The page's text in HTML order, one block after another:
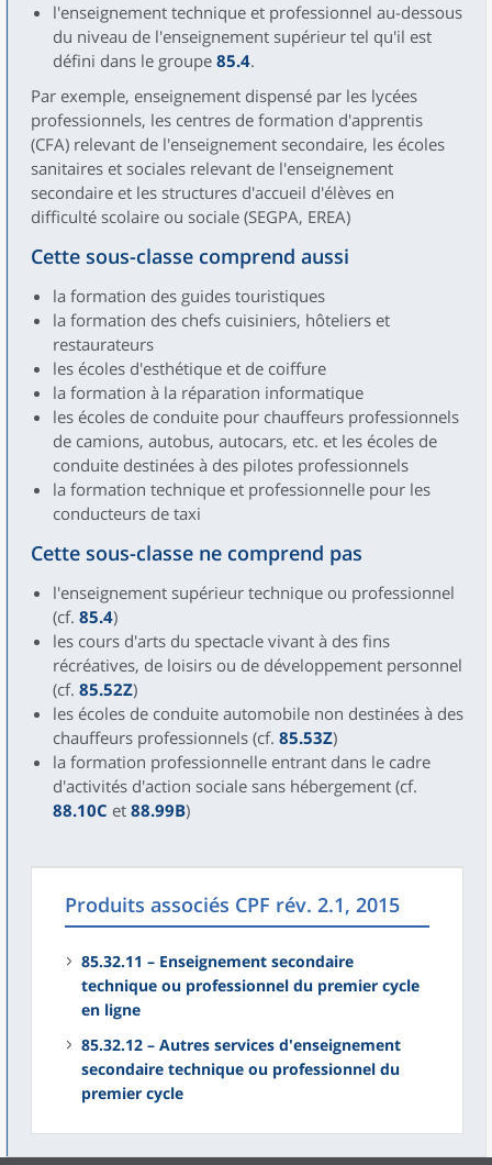
l'enseignement technique et professionnel au-dessous
du niveau de l'enseignement supérieur tel qu'il est
défini dans le groupe 85.4.
Par exemple, enseignement dispensé par les lycées
professionnels, les centres de formation d'apprentis
(CFA) relevant de l'enseignement secondaire, les écoles
sanitaires et sociales relevant de l'enseignement
secondaire et les structures d'accueil d'élèves en
difficulté scolaire ou sociale (SEGPA, EREA)
Cette sous-classe comprend aussi
la formation des guides touristiques
la formation des chefs cuisiniers, hôteliers et
restaurateurs
les écoles d'esthétique et de coiffure
la formation à la réparation informatique
les écoles de conduite pour chauffeurs professionnels
de camions, autobus, autocars, etc. et les écoles de
conduite destinées à des pilotes professionnels
la formation technique et professionnelle pour les
conducteurs de taxi
Cette sous-classe ne comprend pas
l'enseignement supérieur technique ou professionnel
(cf. 85.4)
les cours d'arts du spectacle vivant à des fins
récréatives, de loisirs ou de développement personnel
(cf. 85.52Z)
les écoles de conduite automobile non destinées à des
chauffeurs professionnels (cf. 85.53Z)
la formation professionnelle entrant dans le cadre
d'activités d'action sociale sans hébergement (cf.
88.10C et 88.99B)
Produits associés CPF rév. 2.1, 2015
85.32.11 – Enseignement secondaire
technique ou professionnel du premier cycle
en ligne
85.32.12 – Autres services d'enseignement
secondaire technique ou professionnel du
premier cycle